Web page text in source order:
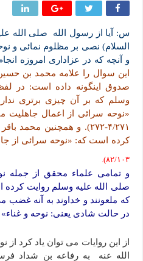
س: آیا از رسول الله صلى الله
السلام) نصی بر مظلوم نمائی و
و آنچه که در عزاداری امروزه
این سوال را علامه محمد بن
صدوق اینگونه داده است: در
وسلم که بر آن چیزی برتری
«نوحه سرائی از اعمال جاهلیت
۴/۲۷۱-۲۷۲). و همچنین
کرده است که: «نوحه سرائی از
۸۲/۱۰۳).
و تمامی علماء محقق از جمله
صلى الله علیه وسلم روایت کرده
که ملعونند و خداوند به آنه
در حالت شادی یعنی: نوحه و
از این روایات می توان یاد کرد
الله عنه به رفاعه بن شداد